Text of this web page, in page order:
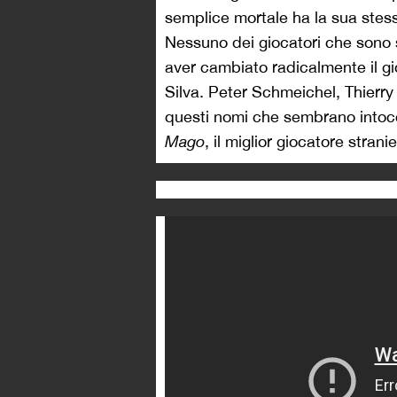
semplice mortale ha la sua
Nessuno dei giocatori che
aver cambiato radicalmente il
Silva. Peter Schmeichel,
questi nomi che sembrano
Mago, il miglior giocatore